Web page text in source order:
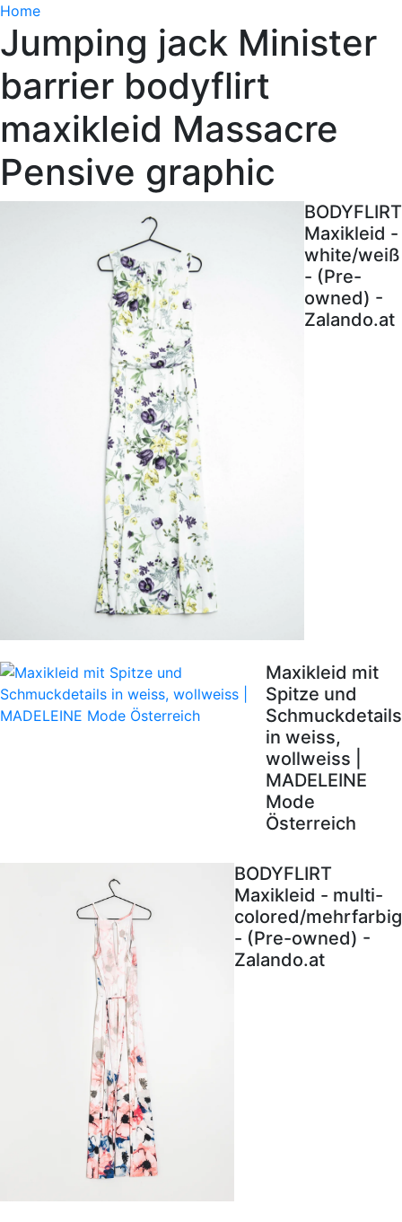
Home
Jumping jack Minister
barrier bodyflirt
maxikleid Massacre
Pensive graphic
BODYFLIRT
Maxikleid -
white/weiß
- (Pre-
owned) -
Zalando.at
Maxikleid mit
Spitze und
Schmuckdetails
in weiss,
wollweiss |
MADELEINE
Mode
Österreich
BODYFLIRT
Maxikleid - multi-
colored/mehrfarbig
- (Pre-owned) -
Zalando.at